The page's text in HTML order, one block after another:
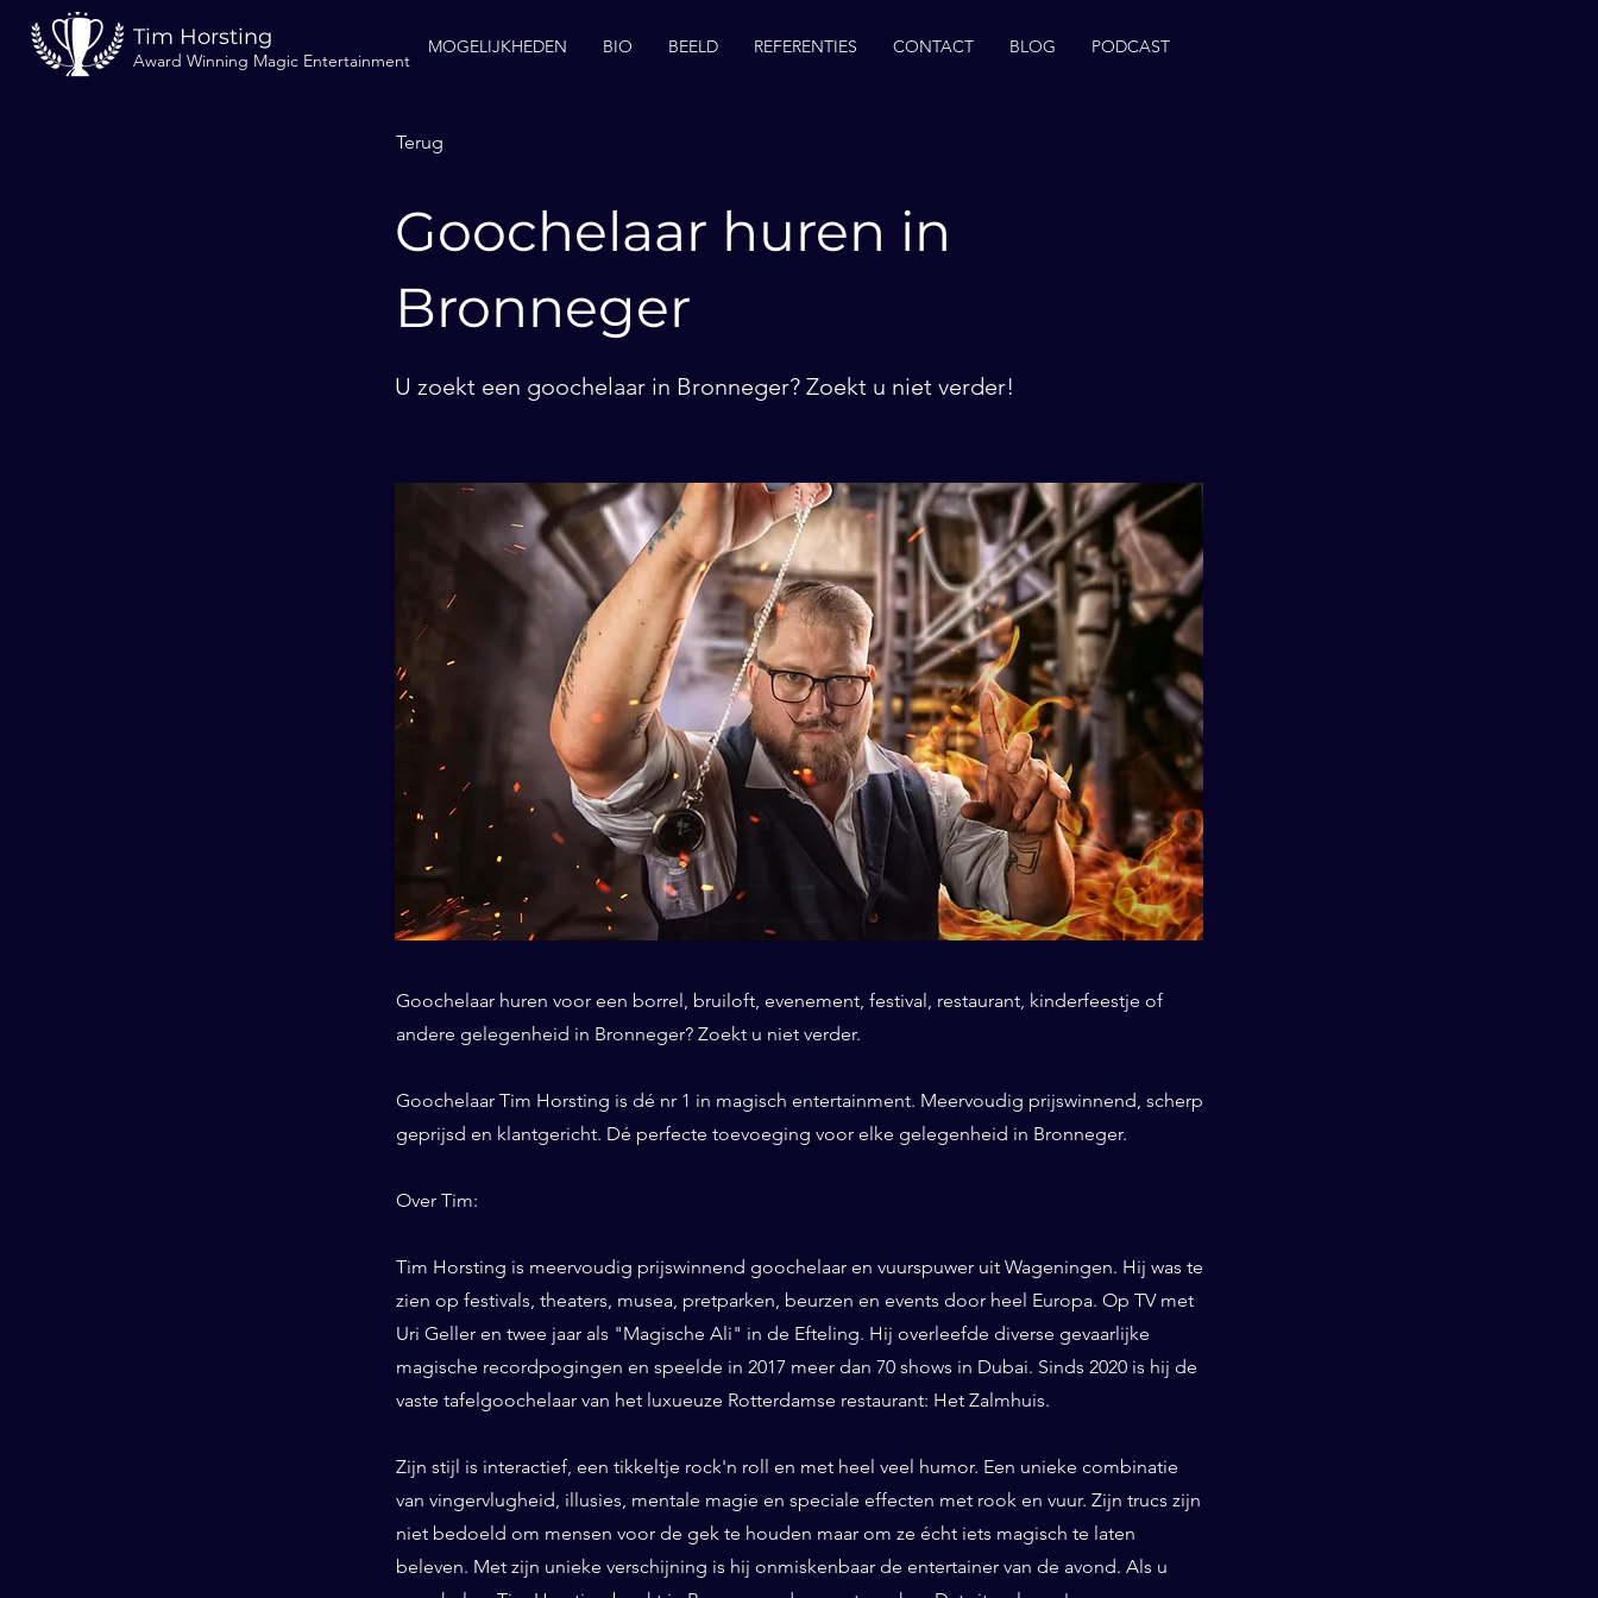
Tim Horsting
Award Winning Magic Entertainment
MOGELIJKHEDEN BIO BEELD REFERENTIES CONTACT BLOG PODCAST
Terug
Goochelaar huren in
Bronneger
U zoekt een goochelaar in Bronneger? Zoekt u niet verder!
Goochelaar huren voor een borrel, bruiloft, evenement, festival, restaurant, kinderfeestje of
andere gelegenheid in Bronneger? Zoekt u niet verder.
Goochelaar Tim Horsting is dé nr 1 in magisch entertainment. Meervoudig prijswinnend, scherp
geprijsd en klantgericht. Dé perfecte toevoeging voor elke gelegenheid in Bronneger.
Over Tim:
Tim Horsting is meervoudig prijswinnend goochelaar en vuurspuwer uit Wageningen. Hij was te
zien op festivals, theaters, musea, pretparken, beurzen en events door heel Europa. Op TV met
Uri Geller en twee jaar als "Magische Ali" in de Efteling. Hij overleefde diverse gevaarlijke
magische recordpogingen en speelde in 2017 meer dan 70 shows in Dubai. Sinds 2020 is hij de
vaste tafelgoochelaar van het luxueuze Rotterdamse restaurant: Het Zalmhuis.
Zijn stijl is interactief, een tikkeltje rock'n roll en met heel veel humor. Een unieke combinatie
van vingervlugheid, illusies, mentale magie en speciale effecten met rook en vuur. Zijn trucs zijn
niet bedoeld om mensen voor de gek te houden maar om ze écht iets magisch te laten
beleven. Met zijn unieke verschijning is hij onmiskenbaar de entertainer van de avond. Als u